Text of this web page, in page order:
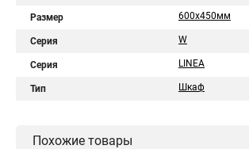
Размер 600x450мм
Серия W
Серия LINEA
Тип Шкаф
Похожие товары